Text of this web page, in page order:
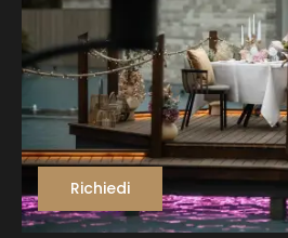
Richiedi